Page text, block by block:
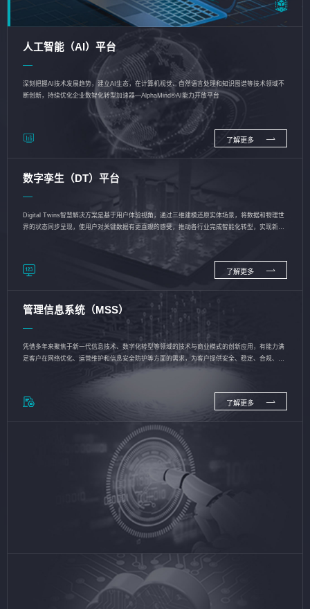
人工智能（AI）平台
深刻把握AI技术发展趋势，建立AI生态，在计算机视觉、自然语言处理和知识图谱等技术领域不
断创新，持续优化企业数智化转型加速器—AlphaMind®AI能力开放平台
了解更多
数字孪生（DT）平台
Digital Twins智慧解决方案是基于用户体验视角，通过三维建模还原实体场景，将数据和物理世
界的状态同步呈现，使用户对关键数据有更直观的感受，推动各行业完成智能化转型，实现新旧
了解更多
管理信息系统（MSS）
凭借多年来聚焦于新一代信息技术、数字化转型等领域的技术与商业模式的创新应用，有能力满
足客户在网络优化、运营维护和信息安全防护等方面的需求，为客户提供安全、稳定、合规、持
了解更多